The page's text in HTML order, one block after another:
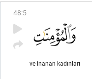
48:5
ve inanan kadınları